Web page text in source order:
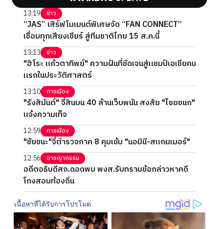
13:19 ข่าว
“JAS” เสิร์ฟโมเมนต์พิเศษจัด “FAN CONNECT”
เชื่อมทุกเสียงเชียร์ สู่ทีมชาติไทย 15 ส.ค.นี้
13:13 ข่าว
"ฮิโระ แก้วตาทิพย์" ความฝันที่ชัดเจนสู่แชมป์เอเชียคน
แรกในประวัติศาสตร์
13:10 การเมือง
"รังสิมันต์" จี้สินบน 40 ล้านเว็บพนัน สงสัย "ไชยชนก"
แจ้งความเท็จ
12:59 การเมือง
"ชัยชนะ"จี้ตำรวจภาค 8 คุมเข้ม "นอมินี-สแกมเมอร์"
12:56 อาชญากรรม
อดีตอธิบดีสถ.ดอดพบ พงส.รับทราบข้อกล่าวหาคดี
โกงสอบท้องถิ่น